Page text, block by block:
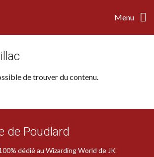
Menu
de trouver du contenu.
de Poudlard
dédié au Wizarding World de JK